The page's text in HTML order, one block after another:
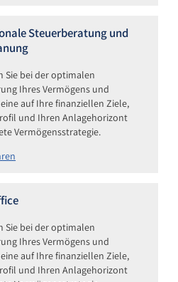
Steuerberatung und
Sie bei der optimalen
Ihres Vermögens und
auf Ihre finanziellen Ziele,
und Ihren Anlagehorizont
Vermögensstrategie.
Sie bei der optimalen
Ihres Vermögens und
auf Ihre finanziellen Ziele,
und Ihren Anlagehorizont